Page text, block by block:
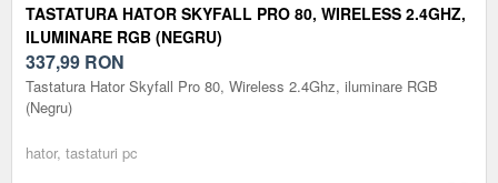
TASTATURA HATOR SKYFALL PRO 80, WIRELESS 2.4GHZ,
ILUMINARE RGB (NEGRU)
337,99 RON
Tastatura Hator Skyfall Pro 80, Wireless 2.4Ghz, iluminare RGB
(Negru)
hator, tastaturi pc